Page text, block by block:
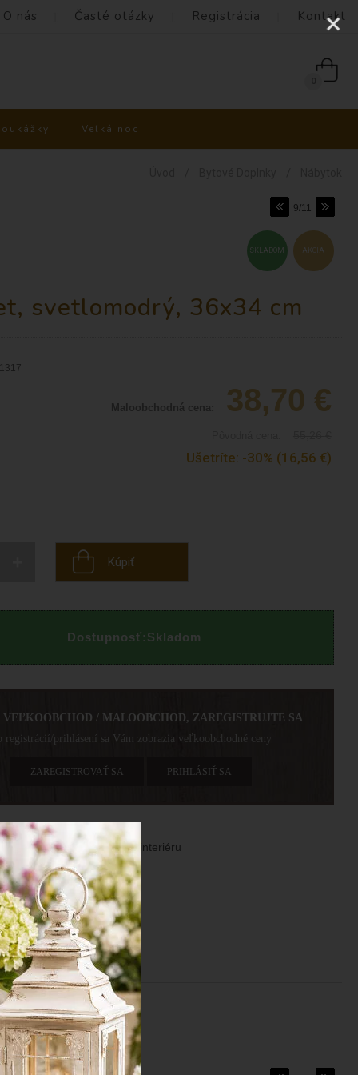
O nás Časté otázky Registrácia Kontakt
Veľká noc
9/11
AKCIA
SKLADOM
svetlomodrý, 36x34 cm
Maloobchodná cena: 38,70 €
Ušetríte: -30% (16,56 €)
Kúpiť
Dostupnosť: Skladom
VEĽKOOBCHOD / MALOOBCHOD, ZAREGISTRUJTE SA
registrácií/prihlásení sa Vám zobrazia veľkoobchodné ceny
ZAREGISTROVAŤ SA PRIHLÁSIŤ SA
svetlomodrý, vhodný do interiéru
36x34 cm
plyš, drevo